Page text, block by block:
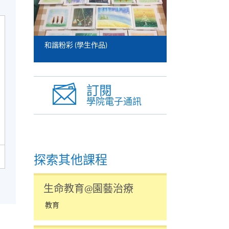
和諧粉彩 (學生作品)
訂閱
學院電子通訊
探索其他課程
生命教育@園藝治療
教育